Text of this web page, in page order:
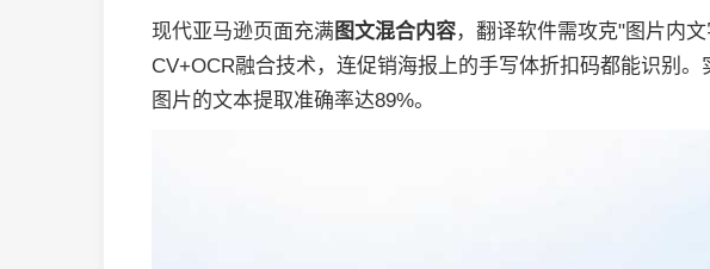
现代亚马逊页面充满图文混合内容，翻译软件需攻克"图片内
CV+OCR融合技术，连促销海报上的手写体折扣码都能识别。
图片的文本提取准确率达89%。